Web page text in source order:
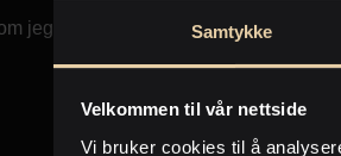
Samtykke
Velkommen til vår nettside
Vi bruker cookies til å
jeg må velge, men også glad i vinter
Liker best å gi.